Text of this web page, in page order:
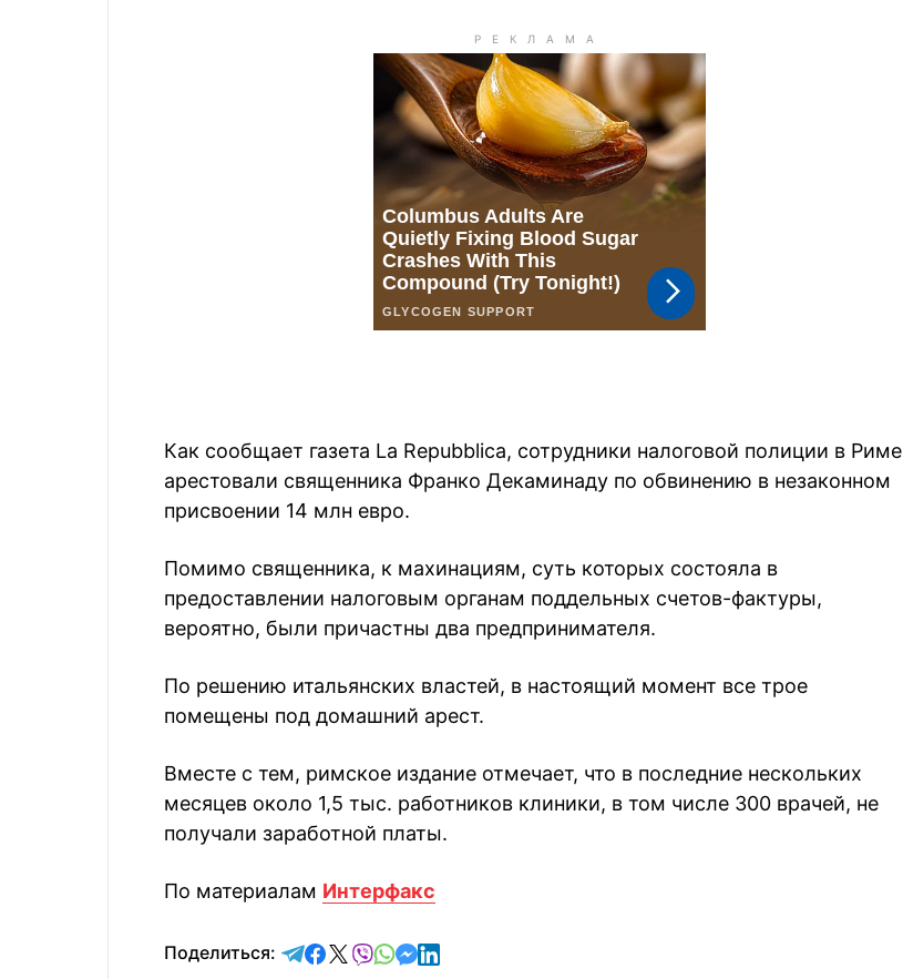
Как сообщает газета La Repubblica, сотрудники налоговой полиции в Риме
арестовали священника Франко Декаминаду по обвинению в незаконном
присвоении 14 млн евро.
Помимо священника, к махинациям, суть которых состояла в
предоставлении налоговым органам поддельных счетов-фактуры,
вероятно, были причастны два предпринимателя.
По решению итальянских властей, в настоящий момент все трое
помещены под домашний арест.
Вместе с тем, римское издание отмечает, что в последние нескольких
месяцев около 1,5 тыс. работников клиники, в том числе 300 врачей, не
получали заработной платы.
По материалам Интерфакс
Поделиться: отправить в Telegram
поделиться в Facebook
поделиться в X
отправить в Viber
отправить в Whatsapp
отправить в Messenger
отправить в LinkedIn